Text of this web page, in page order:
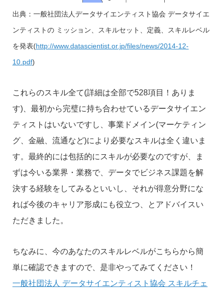
出典：一般社団法人データサイエンティスト協会 データサイエ
ンティストの ミッション、スキルセット、定義、スキルレベル
を発表(http://www.datascientist.or.jp/files/news/2014-12-
10.pdf)
これらのスキル全て(詳細は全部で528項目！ありま
す)、最初から完璧に持ち合わせているデータサイエン
ティストはいないですし、事業ドメイン(マーケティン
グ、金融、流通など)により必要なスキルは全く違いま
す。最終的には包括的にスキルが必要なのですが、ま
ずは今いる業界・業務で、データでビジネス課題を解
決する経験をしてみるといいし、それが得意分野にな
れば今後のキャリア形成にも役立つ、とアドバイスい
ただきました。
ちなみに、今のあなたのスキルレベルがこちらから簡
単に確認できますので、是非やってみてください！
一般社団法人 データサイエンティスト協会 スキルチェ